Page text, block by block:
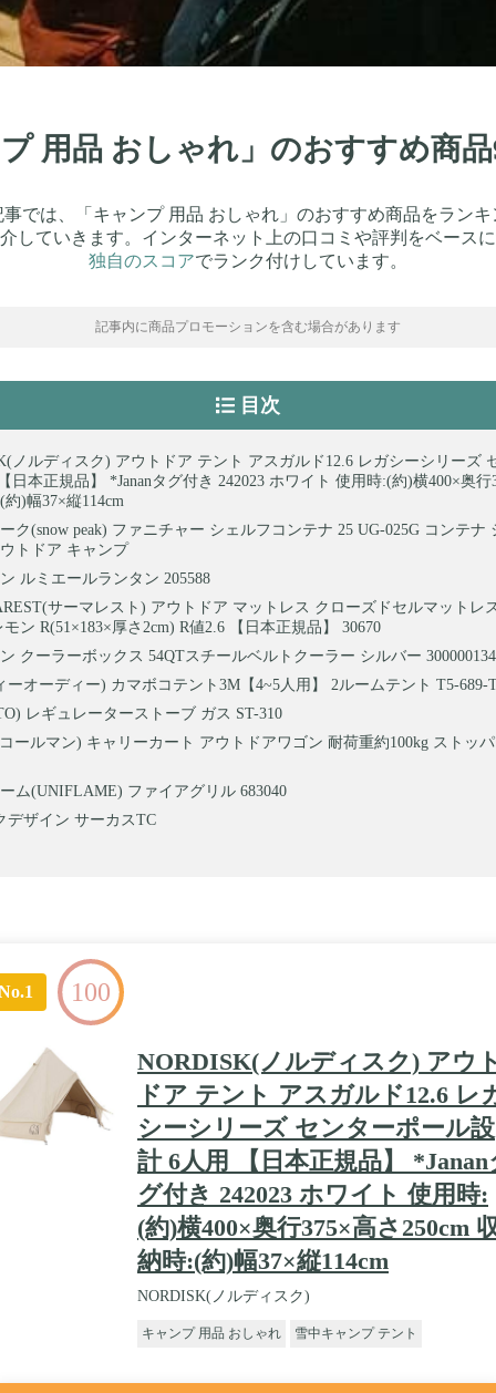
用品 おしゃれ」のおすすめ商
事では、「キャンプ 用品 おしゃれ」のおすすめ商品をランキ
していきます。インターネット上の口コミや評判をベース
独自のスコアでランク付けしています。
記事内に商品プロモーションを含む場合があります
目次
ノルディスク) アウトドア テント アスガルド12.6 レガシーシリーズ
日本正規品】 *Jananタグ付き 242023 ホワイト 使用時:(約)横400×奥行
)幅37×縦114cm
ク(snow peak) ファニチャー シェルフコンテナ 25 UG-025G コンテナ
トドア キャンプ
ルミエールランタン 205588
サーマレスト) アウトドア マットレス クローズドセルマットレ
ン R(51×183×厚さ2cm) R値2.6 【日本正規品】 30670
クーラーボックス 54QTスチールベルトクーラー シルバー
ーオーディー) カマボコテント3M【4~5人用】 2ルームテント T5-689-
レギュレーターストーブ ガス ST-310
コールマン) キャリーカート アウトドアワゴン 耐荷重約100kg ストッ
ム(UNIFLAME) ファイアグリル 683040
デザイン サーカスTC
100
NORDISK(ノルディスク) アウト
ドア テント アスガルド12.6 レ
シーシリーズ センターポール設
計 6人用 【日本正規品】 *Janan
グ付き 242023 ホワイト 使用時:
(約)横400×奥行375×高さ250cm
納時:(約)幅37×縦114cm
NORDISK(ノルディスク)
キャンプ 用品 おしゃれ 雪中キャンプ テント